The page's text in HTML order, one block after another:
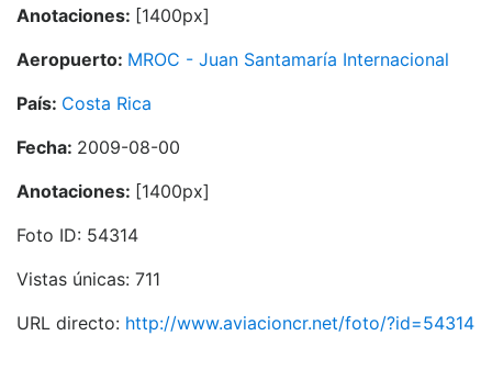
Anotaciones: [1400px]
Aeropuerto: MROC - Juan Santamaría Internacional
País: Costa Rica
Fecha: 2009-08-00
Anotaciones: [1400px]
Foto ID: 54314
Vistas únicas: 711
URL directo: http://www.aviacioncr.net/foto/?id=54314